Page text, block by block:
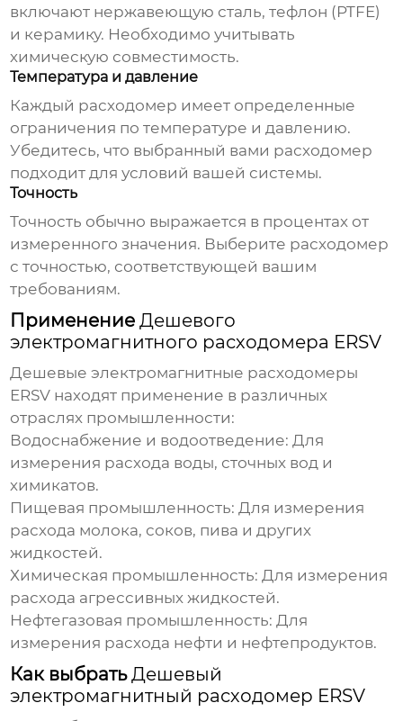
включают нержавеющую сталь, тефлон (PTFE)
и керамику. Необходимо учитывать
химическую совместимость.
Температура и давление
Каждый расходомер имеет определенные
ограничения по температуре и давлению.
Убедитесь, что выбранный вами расходомер
подходит для условий вашей системы.
Точность
Точность обычно выражается в процентах от
измеренного значения. Выберите расходомер
с точностью, соответствующей вашим
требованиям.
ПрименениеДешевого
электромагнитного расходомера ERSV
Дешевые электромагнитные расходомеры
ERSV находят применение в различных
отраслях промышленности:
Водоснабжение и водоотведение: Для
измерения расхода воды, сточных вод и
химикатов.
Пищевая промышленность: Для измерения
расхода молока, соков, пива и других
жидкостей.
Химическая промышленность: Для измерения
расхода агрессивных жидкостей.
Нефтегазовая промышленность: Для
измерения расхода нефти и нефтепродуктов.
Как выбратьДешевый
электромагнитный расходомер ERSV